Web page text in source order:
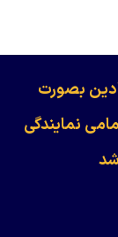
بصورت
نمایندگی